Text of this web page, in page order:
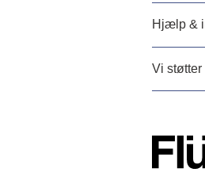
Hjælp &
Vi støtter